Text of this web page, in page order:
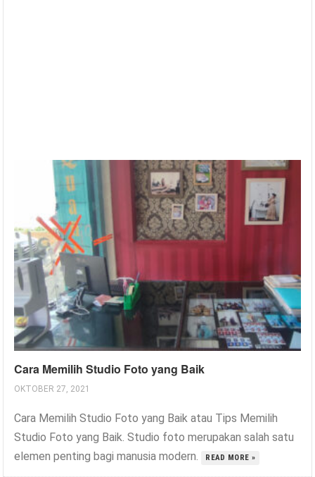
Cara Memilih Studio Foto yang Baik
OKTOBER 27, 2021
Cara Memilih Studio Foto yang Baik atau Tips Memilih
Studio Foto yang Baik. Studio foto merupakan salah satu
elemen penting bagi manusia modern.
READ MORE »